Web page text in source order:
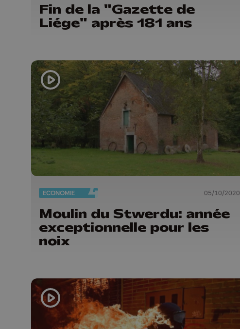
Fin de la "Gazette de
Liége" après 181 ans
ECONOMIE 05/10/2020
Moulin du Stwerdu: année
exceptionnelle pour les
noix